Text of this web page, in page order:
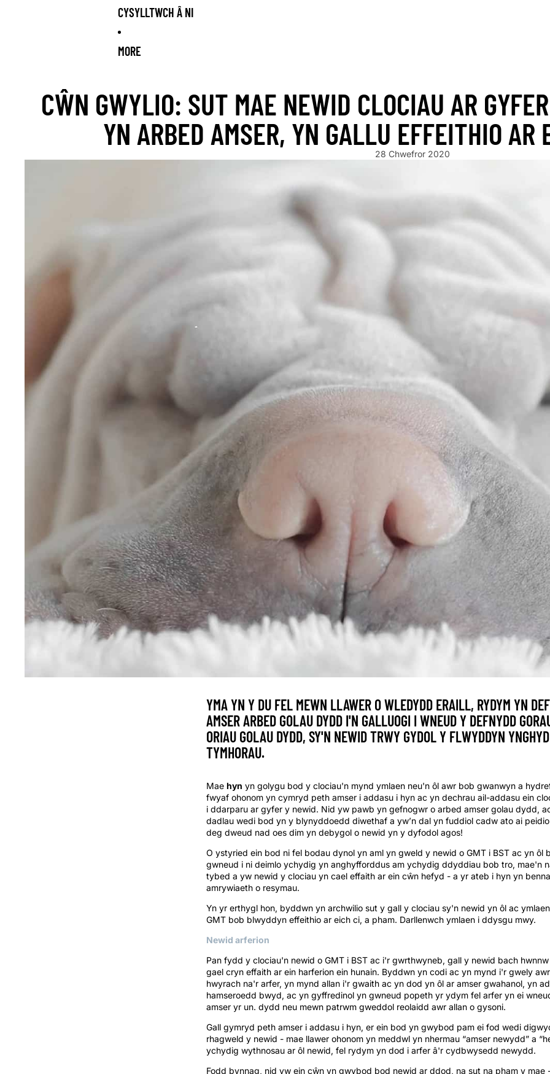
CYSYLLTWCH Â NI
MORE
CŴN GWYLIO: SUT MAE NEWID CLOCIAU AR
YN ARBED AMSER, YN GALLU EFFEITHIO AR
28 Chwefror 2020
YMA YN Y DU FEL MEWN LLAWER O WLEDYDD ERAILL, RYDYM YN
AMSER ARBED GOLAU DYDD I'N GALLUOGI I WNEUD Y DEFNYDD
ORIAU GOLAU DYDD, SY'N NEWID TRWY GYDOL Y FLWYDDYN
TYMHORAU.
Mae hyn yn golygu bod y clociau'n mynd ymlaen neu'n ôl awr bob gwanwyn a
fwyaf ohonom yn cymryd peth amser i addasu i hyn ac yn dechrau ail-addasu ein
i ddarparu ar gyfer y newid. Nid yw pawb yn gefnogwr o arbed amser golau dydd,
dadlau wedi bod yn y blynyddoedd diwethaf a yw’n dal yn fuddiol cadw ato ai peidio
deg dweud nad oes dim yn debygol o newid yn y dyfodol agos!
O ystyried ein bod ni fel bodau dynol yn aml yn gweld y newid o GMT i BST ac yn ôl
gwneud i ni deimlo ychydig yn anghyfforddus am ychydig ddyddiau bob tro, mae'n
tybed a yw newid y clociau yn cael effaith ar ein cŵn hefyd - a yr ateb i hyn yn
amrywiaeth o resymau.
Yn yr erthygl hon, byddwn yn archwilio sut y gall y clociau sy'n newid yn ôl ac
GMT bob blwyddyn effeithio ar eich ci, a pham. Darllenwch ymlaen i ddysgu mwy.
Newid arferion
Pan fydd y clociau'n newid o GMT i BST ac i'r gwrthwyneb, gall y newid bach
gael cryn effaith ar ein harferion ein hunain. Byddwn yn codi ac yn mynd i'r gwely
hwyrach na'r arfer, yn mynd allan i'r gwaith ac yn dod yn ôl ar amser gwahanol, yn
hamseroedd bwyd, ac yn gyffredinol yn gwneud popeth yr ydym fel arfer yn ei
amser yr un. dydd neu mewn patrwm gweddol reolaidd awr allan o gysoni.
Gall gymryd peth amser i addasu i hyn, er ein bod yn gwybod pam ei fod wedi
rhagweld y newid - mae llawer ohonom yn meddwl yn nhermau “amser newydd” a
ychydig wythnosau ar ôl newid, fel rydym yn dod i arfer â'r cydbwysedd newydd.
Fodd bynnag, nid yw ein cŵn yn gwybod bod newid ar ddod, na sut na pham y mae